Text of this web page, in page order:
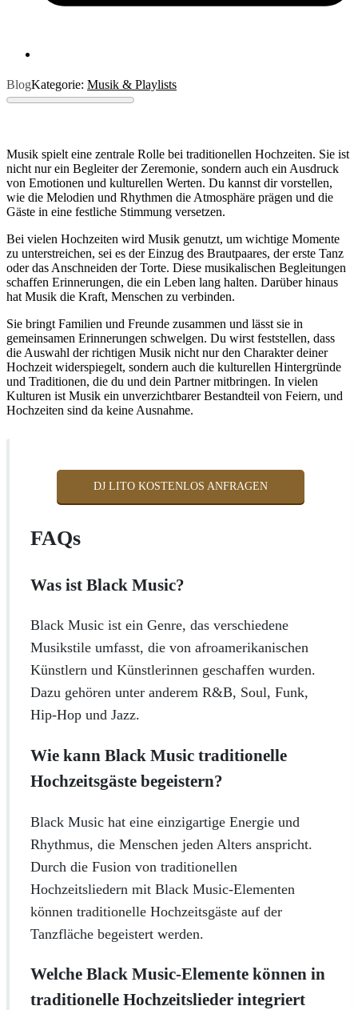
BlogKategorie: Musik & Playlists
Musik spielt eine zentrale Rolle bei traditionellen Hochzeiten. Sie ist
nicht nur ein Begleiter der Zeremonie, sondern auch ein Ausdruck
von Emotionen und kulturellen Werten. Du kannst dir vorstellen,
wie die Melodien und Rhythmen die Atmosphäre prägen und die
Gäste in eine festliche Stimmung versetzen.
Bei vielen Hochzeiten wird Musik genutzt, um wichtige Momente
zu unterstreichen, sei es der Einzug des Brautpaares, der erste Tanz
oder das Anschneiden der Torte. Diese musikalischen Begleitungen
schaffen Erinnerungen, die ein Leben lang halten. Darüber hinaus
hat Musik die Kraft, Menschen zu verbinden.
Sie bringt Familien und Freunde zusammen und lässt sie in
gemeinsamen Erinnerungen schwelgen. Du wirst feststellen, dass
die Auswahl der richtigen Musik nicht nur den Charakter deiner
Hochzeit widerspiegelt, sondern auch die kulturellen Hintergründe
und Traditionen, die du und dein Partner mitbringen. In vielen
Kulturen ist Musik ein unverzichtbarer Bestandteil von Feiern, und
Hochzeiten sind da keine Ausnahme.
DJ LITO KOSTENLOS ANFRAGEN
FAQs
Was ist Black Music?
Black Music ist ein Genre, das verschiedene
Musikstile umfasst, die von afroamerikanischen
Künstlern und Künstlerinnen geschaffen wurden.
Dazu gehören unter anderem R&B, Soul, Funk,
Hip-Hop und Jazz.
Wie kann Black Music traditionelle
Hochzeitsgäste begeistern?
Black Music hat eine einzigartige Energie und
Rhythmus, die Menschen jeden Alters anspricht.
Durch die Fusion von traditionellen
Hochzeitsliedern mit Black Music-Elementen
können traditionelle Hochzeitsgäste auf der
Tanzfläche begeistert werden.
Welche Black Music-Elemente können in
traditionelle Hochzeitslieder integriert